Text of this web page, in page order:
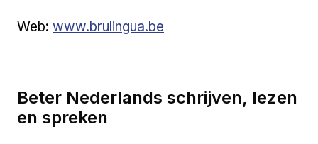
Web: Externe link
www.brulingua.be
Beter Nederlands schrijven, lezen
en spreken